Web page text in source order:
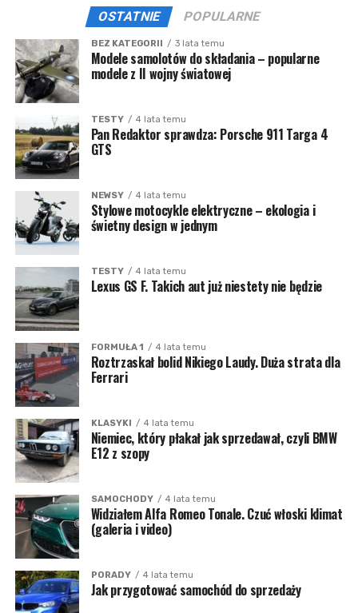
OSTATNIE POPULARNE
BEZ KATEGORII 3 lata temu
Modele samolotów do składania – popularne
modele z II wojny światowej
TESTY 4 lata temu
Pan Redaktor sprawdza: Porsche 911 Targa 4
GTS
NEWSY 4 lata temu
Stylowe motocykle elektryczne – ekologia i
świetny design w jednym
TESTY 4 lata temu
Lexus GS F. Takich aut już niestety nie będzie
FORMUŁA 1 4 lata temu
Roztrzaskał bolid Nikiego Laudy. Duża strata dla
Ferrari
KLASYKI 4 lata temu
Niemiec, który płakał jak sprzedawał, czyli BMW
E12 z szopy
SAMOCHODY 4 lata temu
Widziałem Alfa Romeo Tonale. Czuć włoski klimat
(galeria i video)
PORADY 4 lata temu
Jak przygotować samochód do sprzedaży